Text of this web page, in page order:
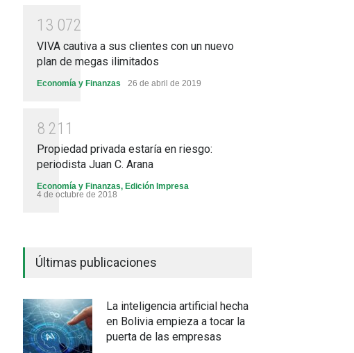
1 3 072
VIVA cautiva a sus clientes con un nuevo
plan de megas ilimitados
Economía y Finanzas 26 de abril de 2019
8 21 1
Propiedad privada estaría en riesgo:
periodista Juan C. Arana
Economía y Finanzas, Edición Impresa
4 de octubre de 2018
Últimas publicaciones
La inteligencia artificial hecha
en Bolivia empieza a tocar la
puerta de las empresas